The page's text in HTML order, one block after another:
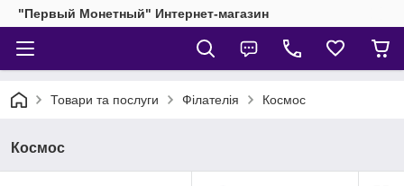
"Первый Монетный" Интернет-магазин
Товари та послуги Філателія Космос
Космос